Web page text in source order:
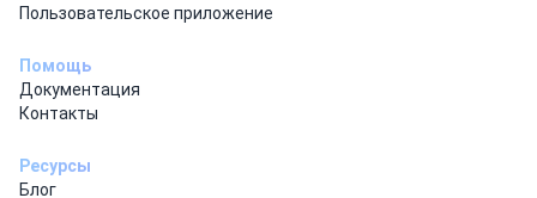
Пользовательское приложение
Помощь
Документация
Контакты
Ресурсы
Блог